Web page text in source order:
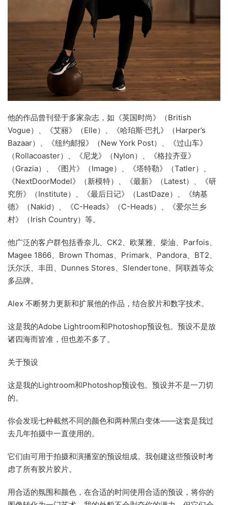
他的作品曾刊登于多家杂志，如《英国时尚》（British
Vogue）、《艾丽》（Elle）、《哈珀斯·巴扎》（Harper’s
Bazaar）、《纽约邮报》（New York Post）、《过山车》
（Rollacoaster）、《尼龙》（Nylon）、《格拉齐亚》
（Grazia）、《图片》（Image）、《塔特勒》（Tatler）、
《NextDoorModel》（新模特）、《最新》（Latest）、《研
究所》（Institute）、《最后日记》（LastDaze）、《纳基
德》（Nakid）、《C-Heads》（C-Heads）、《爱尔兰乡
村》（Irish Country）等。
他广泛的客户群包括香奈儿、CK2、欧莱雅、柴油、Parfois、
Magee 1866、Brown Thomas、Primark、Pandora、BT2、
沃尔沃、丰田、Dunnes Stores、Slendertone、阿联酋等众
多品牌。
Alex 不断努力更新和扩展他的作品，结合胶片和数字技术。
这是我的Adobe Lightroom和Photoshop预设包。预设不是放
诸四海而皆准，但也差不多了。
关于预设
这是我的Lightroom和Photoshop预设包。预设并不是一刀切
的。
你会发现七种截然不同的颜色和两种黑白变体——这套是我过
去几年拍摄中一直使用的。
它们由可用于拍摄和演播室的预设组成。我创建这些预设时考
虑了所有胶片胶片。
用合适的氛围和颜色，在合适的时间使用合适的预设，将你的